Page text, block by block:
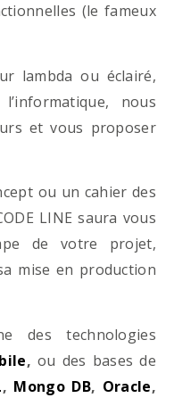
(le fameux
lambda ou éclairé,
nous
et vous proposer
ou un cahier des
LINE saura vous
de votre projet,
mise en production
des technologies
, ou des bases de
, Mongo DB, Oracle,